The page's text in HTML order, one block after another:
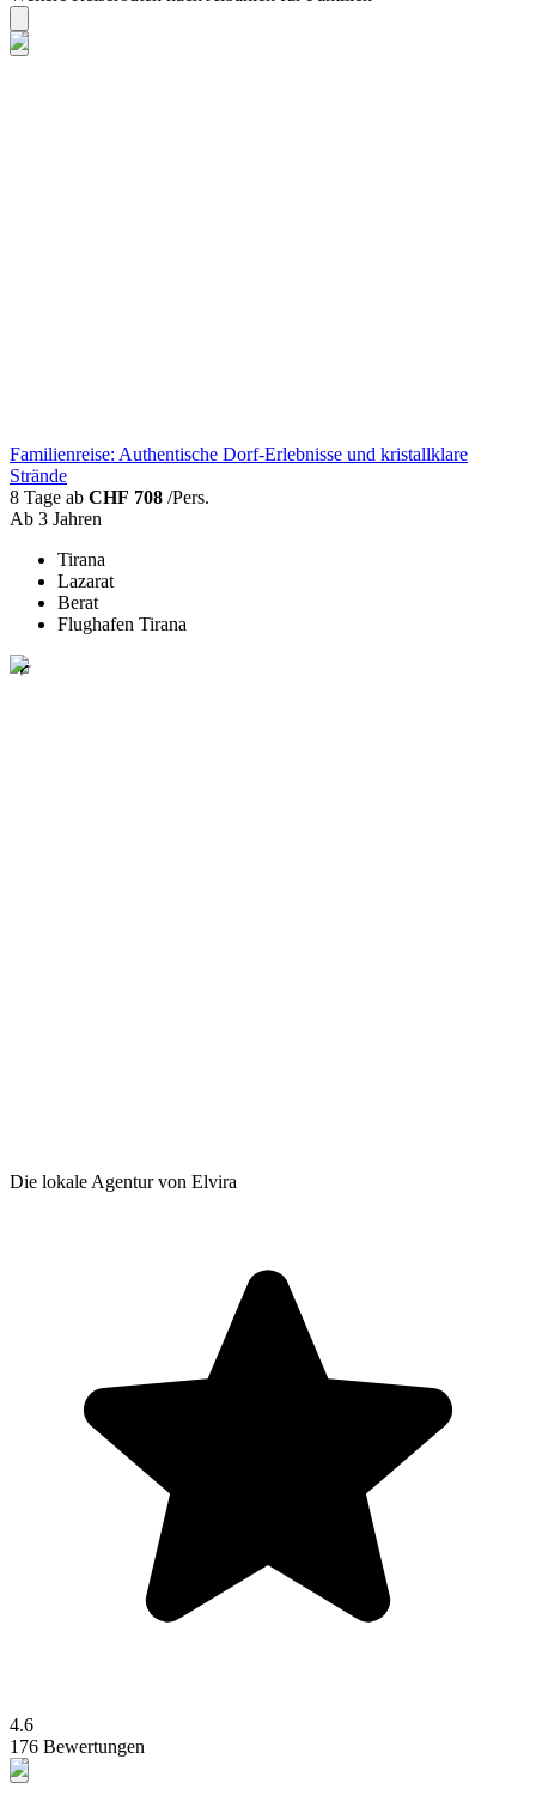
Familienreise: Authentische Dorf-Erlebnisse und kristallklare
Strände
8 Tage ab CHF 708 /Pers.
Ab 3 Jahren
Tirana
Lazarat
Berat
Flughafen Tirana
Die lokale Agentur von Elvira
4.6
176 Bewertungen